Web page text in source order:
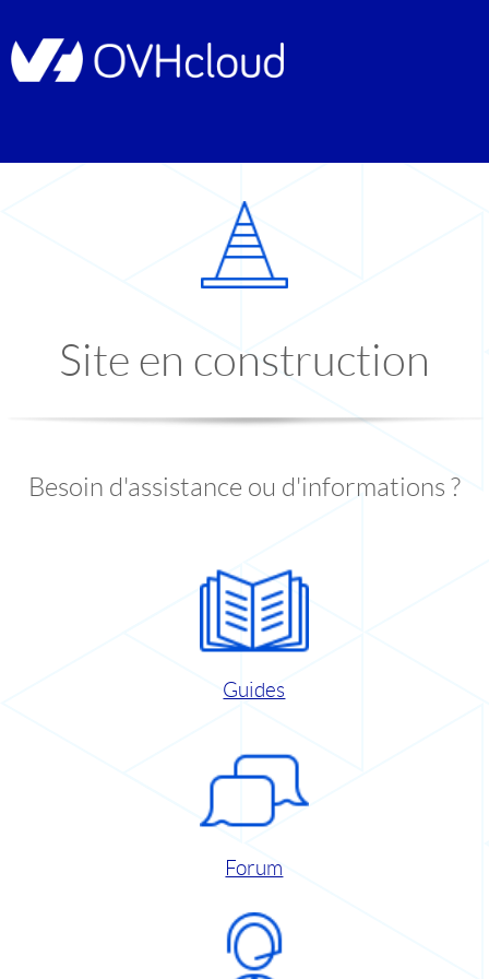
Site en construction
Besoin d'assistance ou d'informations ?
Guides
Forum